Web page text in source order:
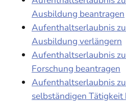
Ausbildung beantragen
Aufenthaltserlaubnis
Ausbildung verlängern
Aufenthaltserlaubnis
Forschung beantragen
Aufenthaltserlaubnis
selbständigen Tätigkeit